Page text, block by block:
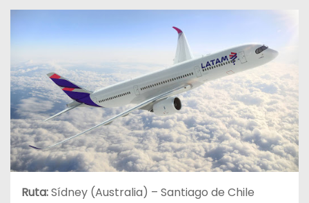
Ruta:Sídney (Australia) – Santiago de Chile